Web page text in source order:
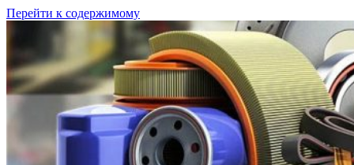
Перейти к содержимому